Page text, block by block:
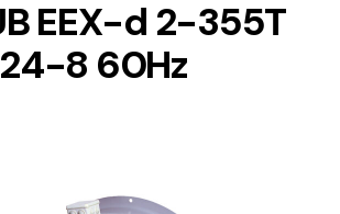
EEX-d 2-355T
24-8 60Hz